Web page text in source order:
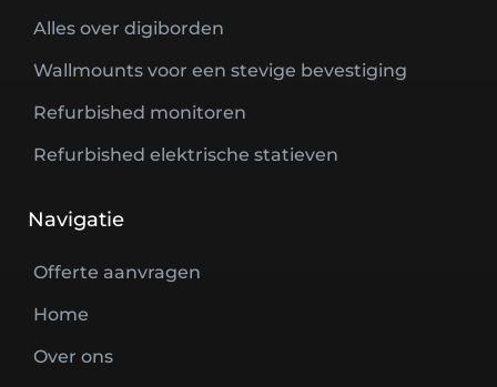
Alles over digiborden
Wallmounts voor een stevige bevestiging
Refurbished monitoren
Refurbished elektrische statieven
Navigatie
Offerte aanvragen
Home
Over ons